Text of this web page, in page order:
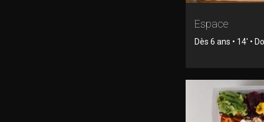
Espace
Dès 6 ans • 14' •